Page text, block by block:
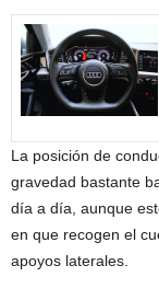
La posición de
gravedad bastante
día a día, aunque
en que recogen el
apoyos laterales.